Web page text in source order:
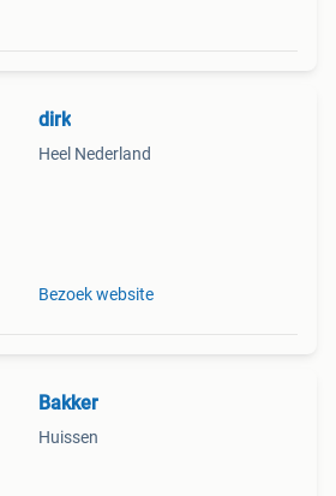
dirk
Heel Nederland
Bezoek website
Bakker
Huissen